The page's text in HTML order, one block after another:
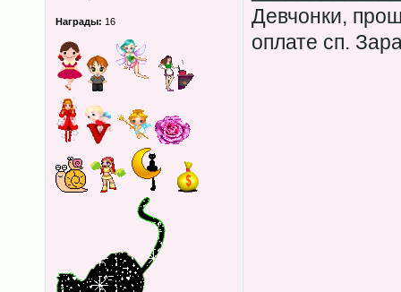
Награды: 16
Девчонки,
оплате сп.